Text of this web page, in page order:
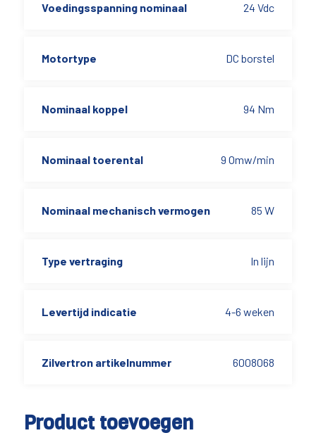
Product toevoegen
Voedingsspanning nominaal 24 Vdc
Motortype DC borstel
Nominaal koppel 94 Nm
Nominaal toerental 9 Omw/min
Nominaal mechanisch vermogen 85 W
Type vertraging In lijn
Levertijd indicatie 4-6 weken
Zilvertron artikelnummer 6008068